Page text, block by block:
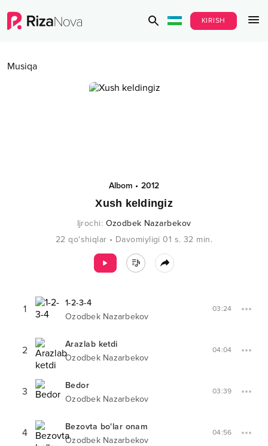
KIRISH
Musiqa
Albom • 2012
Xush keldingiz
Ijrochi: Ozodbek Nazarbekov
22 qo‘shiqlar • Davomiyligi 01 s. 32 min.
1
1-2-3-4
Ozodbek Nazarbekov
03:24
2
Arazlab ketdi
Ozodbek Nazarbekov
04:04
3
Bedor
Ozodbek Nazarbekov
03:39
4
Bezovta bo'lar onam
Ozodbek Nazarbekov
04:56